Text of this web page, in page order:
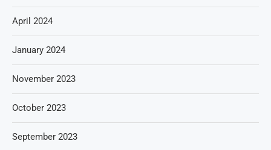
April 2024
January 2024
November 2023
October 2023
September 2023